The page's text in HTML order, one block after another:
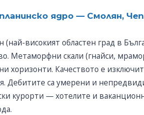
ядро — Смолян,
(най-високият областен град в
Метаморфни скали (гнайси,
хоризонти. Качеството е
Дебитите са умерени и
курорти — хотелите и